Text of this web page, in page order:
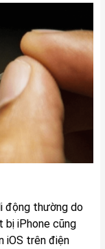
động thường do
bị iPhone cũng
iOS trên điện